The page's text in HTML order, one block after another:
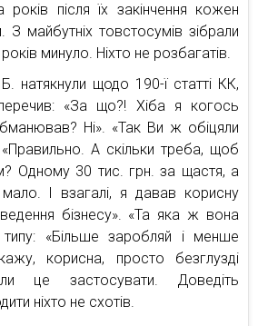
років після їх закінчення кожен
З майбутніх товстосумів зібрали
минуло. Ніхто не розбагатів.
натякнули щодо 190-ї статті КК,
«За що?! Хіба я когось
Ні». «Так Ви ж обіцяли
А скільки треба, щоб
Одному 30 тис. грн. за щастя, а
І взагалі, я давав корисну
бізнесу». «Та яка ж вона
«Більше заробляй і менше
корисна, просто безглузді
це застосувати. Доведіть
ніхто не схотів.